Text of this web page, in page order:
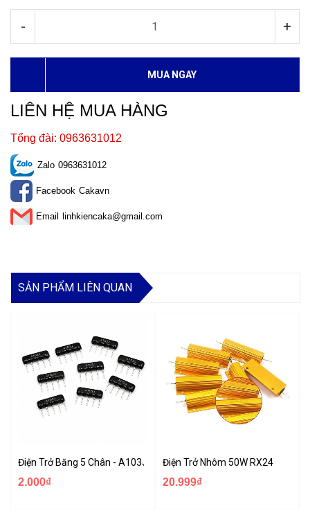
- +
MUA NGAY
LIÊN HỆ MUA HÀNG
Tổng đài: 0963631012
Zalo 0963631012
Facebook Cakavn
Email linhkiencaka@gmail.com
SẢN PHẨM LIÊN QUAN
Điện Trở Băng 5 Chân - A103J 10K
2.000₫
Điện Trở Nhôm 50W RX24
20.999₫